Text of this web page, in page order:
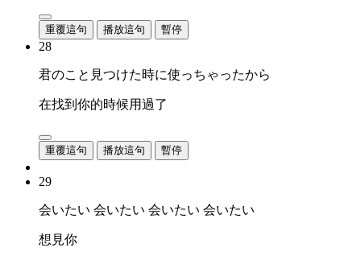
重覆這句 播放這句 暫停
28
君のこと見つけた時に使っちゃったから
在找到你的時候用過了
重覆這句 播放這句 暫停
29
会いたい 会いたい 会いたい 会いたい
想見你